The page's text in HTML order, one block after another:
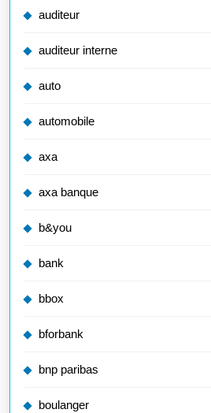
auditeur
auditeur interne
auto
automobile
axa
axa banque
b&you
bank
bbox
bforbank
bnp paribas
boulanger